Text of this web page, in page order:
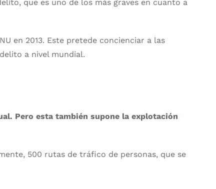
que es uno de los más graves en cuanto a
en 2013. Este pretede concienciar a las
a nivel mundial.
Pero esta también supone la explotación
500 rutas de tráfico de personas, que se